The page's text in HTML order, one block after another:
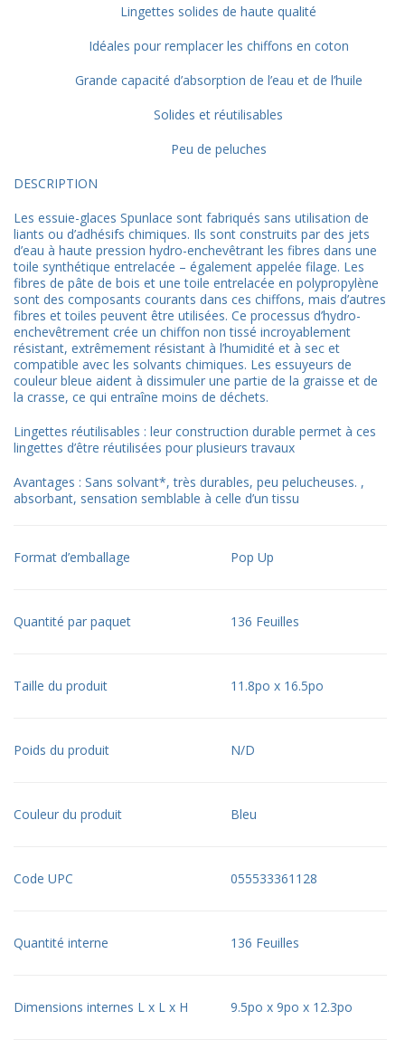
Lingettes solides de haute qualité
Idéales pour remplacer les chiffons en coton
Grande capacité d’absorption de l’eau et de l’huile
Solides et réutilisables
Peu de peluches
DESCRIPTION
Les essuie-glaces Spunlace sont fabriqués sans utilisation de
liants ou d’adhésifs chimiques. Ils sont construits par des jets
d’eau à haute pression hydro-enchevêtrant les fibres dans une
toile synthétique entrelacée – également appelée filage. Les
fibres de pâte de bois et une toile entrelacée en polypropylène
sont des composants courants dans ces chiffons, mais d’autres
fibres et toiles peuvent être utilisées. Ce processus d’hydro-
enchevêtrement crée un chiffon non tissé incroyablement
résistant, extrêmement résistant à l’humidité et à sec et
compatible avec les solvants chimiques. Les essuyeurs de
couleur bleue aident à dissimuler une partie de la graisse et de
la crasse, ce qui entraîne moins de déchets.
Lingettes réutilisables : leur construction durable permet à ces
lingettes d’être réutilisées pour plusieurs travaux
Avantages : Sans solvant*, très durables, peu pelucheuses. ,
absorbant, sensation semblable à celle d’un tissu
Format d’emballage Pop Up
Quantité par paquet 136 Feuilles
Taille du produit 11.8po x 16.5po
Poids du produit N/D
Couleur du produit Bleu
Code UPC 055533361128
Quantité interne 136 Feuilles
Dimensions internes L x L x H 9.5po x 9po x 12.3po